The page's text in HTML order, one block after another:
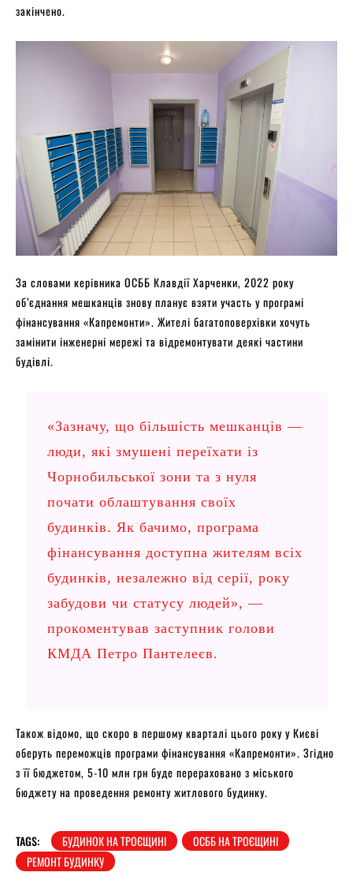
закінчено.
За словами керівника ОСББ Клавдії Харченки, 2022 року
об’єднання мешканців знову планує взяти участь у програмі
фінансування «Капремонти». Жителі багатоповерхівки хочуть
замінити інженерні мережі та відремонтувати деякі частини
будівлі.
«Зазначу, що більшість мешканців —
люди, які змушені переїхати із
Чорнобильської зони та з нуля
почати облаштування своїх
будинків. Як бачимо, програма
фінансування доступна жителям всіх
будинків, незалежно від серії, року
забудови чи статусу людей», —
прокоментував заступник голови
КМДА Петро Пантелеєв.
Також відомо, що скоро в першому кварталі цього року у Києві
оберуть переможців програми фінансування «Капремонти». Згідно
з її бюджетом, 5-10 млн грн буде перераховано з міського
бюджету на проведення ремонту житлового будинку.
TAGS: БУДИНОК НА ТРОЄЩИНІ
ОСББ НА ТРОЄЩИНІ
РЕМОНТ БУДИНКУ